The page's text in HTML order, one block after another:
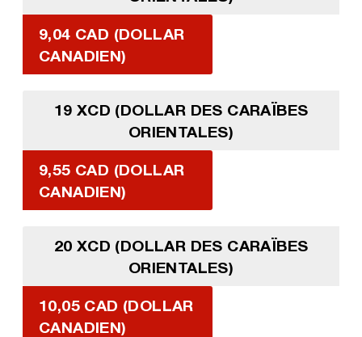
9,04 CAD (DOLLAR
CANADIEN)
19 XCD (DOLLAR DES CARAÏBES
ORIENTALES)
9,55 CAD (DOLLAR
CANADIEN)
20 XCD (DOLLAR DES CARAÏBES
ORIENTALES)
10,05 CAD (DOLLAR
CANADIEN)